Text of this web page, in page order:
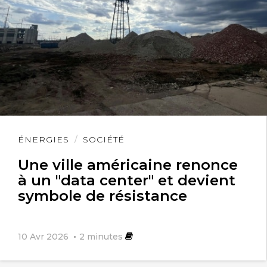
ÉNERGIES SOCIÉTÉ
Une ville américaine renonce
à un "data center" et devient
symbole de résistance
10 Avr 2026 2 minutes
Lire